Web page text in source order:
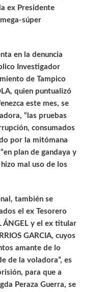
ex Presidente
súper
en la denuncia
Investigador
de Tampico
quien puntualizó
este mes, se
“las pruebas
consumados
por la mitómana
plan de gandaya y
mal uso de los
también se
el ex Tesorero
ÁNGEL y el ex titular
GARCIA, cuyos
amante de lo
de la voladora”, es
para que a
Peraza Guerra, se